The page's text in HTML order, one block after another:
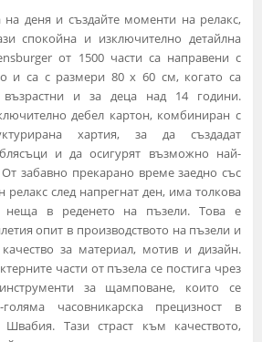
на деня и създайте моменти на релакс,
спокойна и изключително детайлна
от 1500 части са направени с
и са с размери 80 x 60 см, когато са
възрастни и за деца над 14 години.
дебел картон, комбиниран с
хартия, за да създадат
и да осигурят възможно най-
забавно прекарано време заедно със
релакс след напрегнат ден, има толкова
неща в реденето на пъзели. Това е
опит в производството на пъзели и
за материал, мотив и дизайн.
части от пъзела се постига чрез
за щамповане, които се
часовникарска прецизност в
Тази страст към качеството,